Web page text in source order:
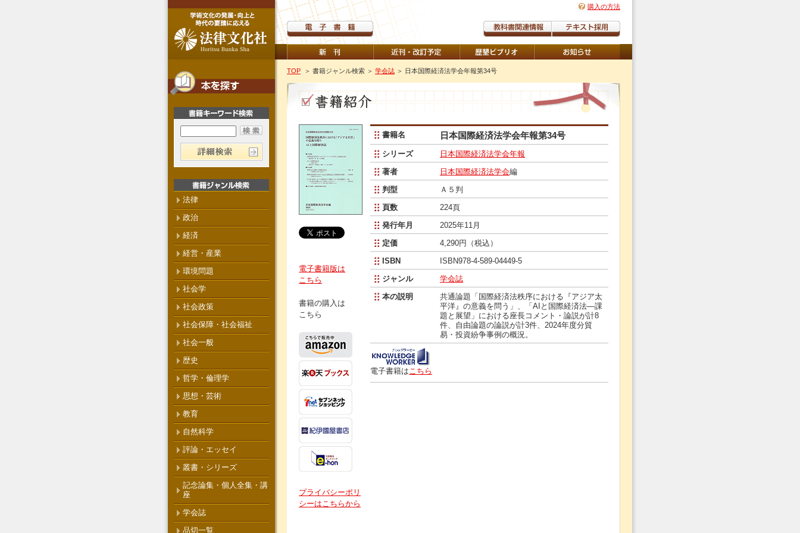
購入の方法
TOP ＞ 書籍ジャンル検索 ＞ 学会誌 ＞ 日本国際経済法学会年報第34号
電子書籍版は
こちら
書籍の購入は
こちら
プライバシーポリ
シーはこちらから
書籍名 日本国際経済法学会年報第34号
シリーズ
日本国際経済法学会年報
著者
日本国際経済法学会編
判型
Ａ５判
頁数
224頁
発行年月
2025年11月
定価
4,290円（税込）
ISBN
ISBN978-4-589-04449-5
ジャンル
学会誌
本の説明
共通論題「国際経済法秩序における『アジア太
平洋』の意義を問う」、「AIと国際経済法―課
題と展望」における座長コメント・論説が計8
件、自由論題の論説が計3件、2024年度分貿
易・投資紛争事例の概況。
電子書籍はこちら
法律
政治
経済
経営・産業
環境問題
社会学
社会政策
社会保障・社会福祉
社会一般
歴史
哲学・倫理学
思想・芸術
教育
自然科学
評論・エッセイ
叢書・シリーズ
記念論集・個人全集・講
座
学会誌
品切一覧